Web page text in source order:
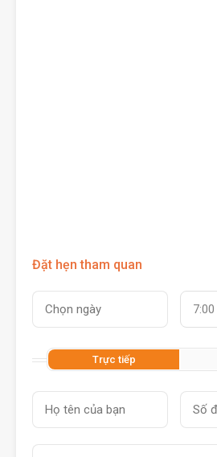
Đặt hẹn tham quan
7:00
Trực tiếp